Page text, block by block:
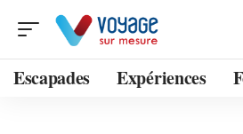
Escapades Expériences